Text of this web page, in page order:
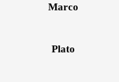
Marco
Plato